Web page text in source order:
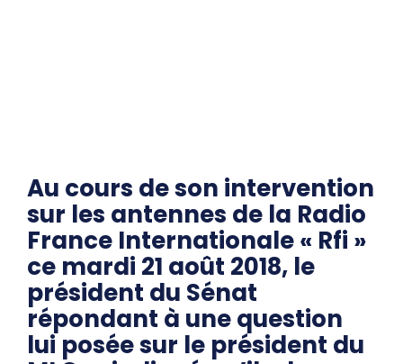
Au cours de son intervention
sur les antennes de la Radio
France Internationale « Rfi »
ce mardi 21 août 2018, le
président du Sénat
répondant à une question
lui posée sur le président du